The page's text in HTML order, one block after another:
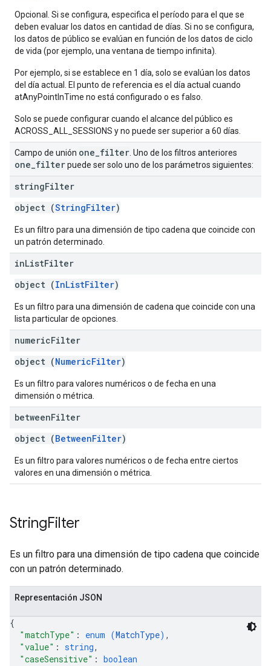
Opcional. Si se configura, especifica el período para el que se
deben evaluar los datos en cantidad de días. Si no se configura,
los datos de público se evalúan en función de los datos de ciclo
de vida (por ejemplo, una ventana de tiempo infinita).
Por ejemplo, si se establece en 1 día, solo se evalúan los datos
del día actual. El punto de referencia es el día actual cuando
atAnyPointInTime no está configurado o es falso.
Solo se puede configurar cuando el alcance del público es
ACROSS_ALL_SESSIONS y no puede ser superior a 60 días.
Campo de unión one filter . Uno de los filtros anteriores
one filterpuede ser solo uno de los parámetros siguientes:
stringFilter
object (StringFilter)
Es un filtro para una dimensión de tipo cadena que coincide con
un patrón determinado.
inListFilter
object (InListFilter)
Es un filtro para una dimensión de cadena que coincide con una
lista particular de opciones.
numericFilter
object (NumericFilter)
Es un filtro para valores numéricos o de fecha en una
dimensión o métrica.
betweenFilter
object (BetweenFilter)
Es un filtro para valores numéricos o de fecha entre ciertos
valores en una dimensión o métrica.
StringFilter
Es un filtro para una dimensión de tipo cadena que coincide
con un patrón determinado.
Representación JSON
{
"matchType" : enum (MatchType) ,
"value" : string,
"caseSensitive" : boolean